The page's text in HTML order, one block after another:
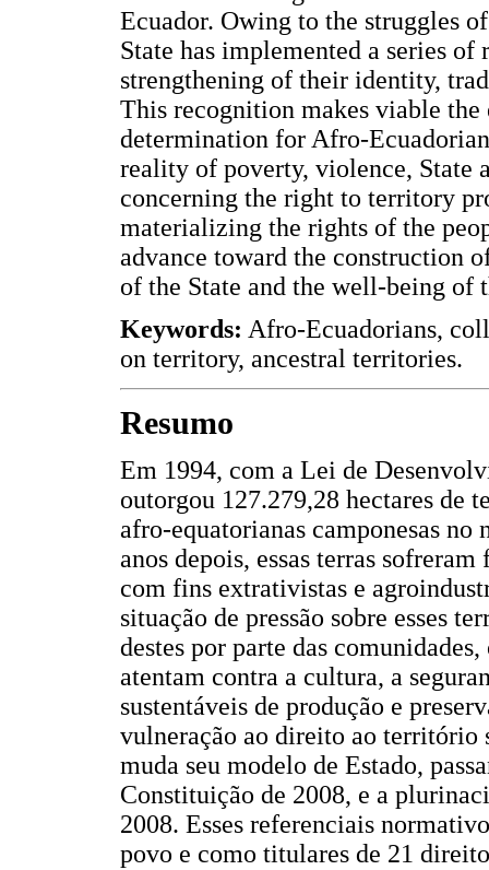
Ecuador. Owing to the struggles
State has implemented a series
strengthening of their identity,
This recognition makes viable
determination for Afro-
reality of poverty, violence, State
concerning the right to territory
materializing the rights of the
advance toward the construction
of the State and the well-being of
Keywords: Afro-Ecuadorians,
on territory, ancestral territories.
Resumo
Em 1994, com a Lei de
outorgou 127.279,28 hectares de
afro-equatorianas camponesas
anos depois, essas terras
com fins extrativistas e
situação de pressão sobre esses
destes por parte das
atentam contra a cultura, a
sustentáveis de produção e
vulneração ao direito ao território
muda seu modelo de Estado,
Constituição de 2008, e a
2008. Esses referenciais
povo e como titulares de 21